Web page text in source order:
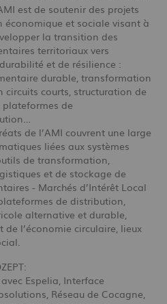
est de soutenir des projets
économique et sociale visant à
la transition des
territoriaux vers
et de résilience :
durable, transformation
circuits courts, structuration de
de
de l’AMI couvrent une large
liées aux systèmes
de transformation,
et de stockage de
- Marchés d’Intérêt Local
de distribution,
alternative et durable,
de l’économie circulaire, lieux
Espelia, Interface
Réseau de Cocagne,